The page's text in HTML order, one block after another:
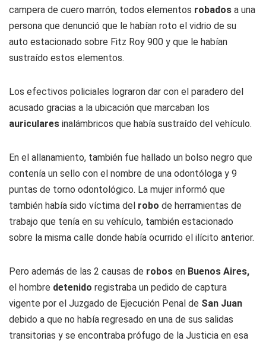
campera de cuero marrón, todos elementos robados a una
persona que denunció que le habían roto el vidrio de su
auto estacionado sobre Fitz Roy 900 y que le habían
sustraído estos elementos.
Los efectivos policiales lograron dar con el paradero del
acusado gracias a la ubicación que marcaban los
auriculares inalámbricos que había sustraído del vehículo.
En el allanamiento, también fue hallado un bolso negro que
contenía un sello con el nombre de una odontóloga y 9
puntas de torno odontológico. La mujer informó que
también había sido víctima del robo de herramientas de
trabajo que tenía en su vehículo, también estacionado
sobre la misma calle donde había ocurrido el ilícito anterior.
Pero además de las 2 causas de robos en Buenos Aires,
el hombre detenido registraba un pedido de captura
vigente por el Juzgado de Ejecución Penal de San Juan
debido a que no había regresado en una de sus salidas
transitorias y se encontraba prófugo de la Justicia en esa